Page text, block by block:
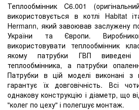
Теплообмінник C6.001
використовується в котлі Habitat
Hermann, який завоював заслужену
України та Європи.
використовувати теплообмінник
якому патрубки ГВП
теплообмінника, а патрубки
Патрубки в цій моделі виконані з
гарантує їх довговічність. Всі
однакову конструкцію і діаметр, що
"колег по цеху" і полегшує монтаж.